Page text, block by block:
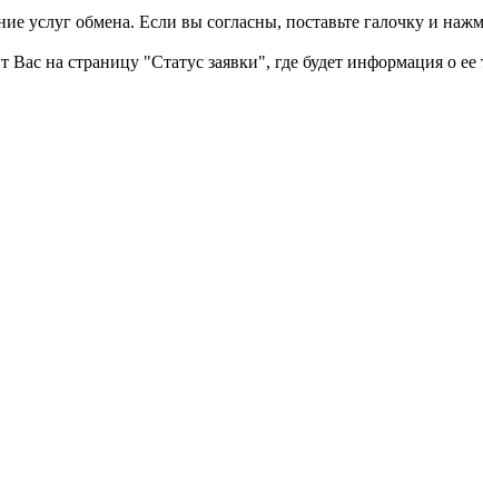
услуг обмена. Если вы согласны, поставьте галочку и
Вас на страницу "Статус заявки", где будет информация о